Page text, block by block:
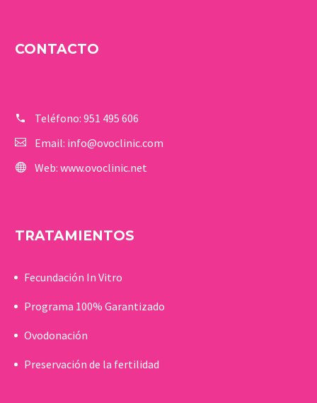
CONTACTO
Teléfono: 951 495 606
Email: info@ovoclinic.com
Web: www.ovoclinic.net
TRATAMIENTOS
Fecundación In Vitro
Programa 100% Garantizado
Ovodonación
Preservación de la fertilidad